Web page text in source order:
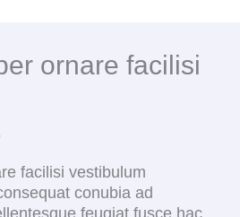
ornare facilisi
facilisi vestibulum
conubia ad
feugiat fusce hac